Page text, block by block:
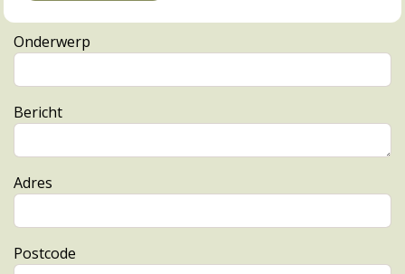
Onderwerp
Bericht
Adres
Postcode